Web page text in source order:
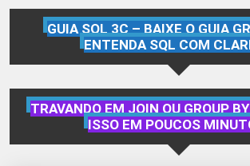
GUIA SQL 3C – BAIXE O GUIA
ENTENDA SQL COM
TRAVANDO EM JOIN OU GROUP
ISSO EM POUCOS